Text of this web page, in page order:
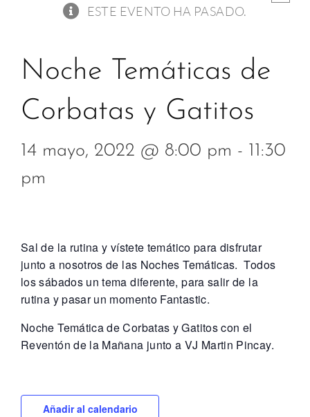
ESTE EVENTO HA PASADO.
Noche Temáticas de
Corbatas y Gatitos
14 mayo, 2022 @ 8:00 pm - 11:30
pm
Sal de la rutina y vístete temático para disfrutar
junto a nosotros de las Noches Temáticas. Todos
los sábados un tema diferente, para salir de la
rutina y pasar un momento Fantastic.
Noche Temática de Corbatas y Gatitos con el
Reventón de la Mañana junto a VJ Martin Pincay.
Añadir al calendario